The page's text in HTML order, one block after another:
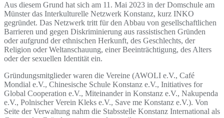
Aus diesem Grund hat sich am 11. Mai 2023 in der Domschule am
Münster das Interkulturelle Netzwerk Konstanz, kurz INKO
gegründet. Das Netzwerk tritt für den Abbau von gesellschaftlichen
Barrieren und gegen Diskriminierung aus rassistischen Gründen
oder aufgrund der ethnischen Herkunft, des Geschlechts, der
Religion oder Weltanschauung, einer Beeinträchtigung, des Alters
oder der sexuellen Identität ein.
Gründungsmitglieder waren die Vereine (AWOLI e.V., Café
Mondial e.V., Chinesische Schule Konstanz e.V., Initiatives for
Global Cooperation e.V., Miteinander in Konstanz e.V., Nakupenda
e.V., Polnischer Verein Kleks e.V., Save me Konstanz e.V.). Von
Seite der Verwaltung nahm die Stabsstelle Konstanz International als